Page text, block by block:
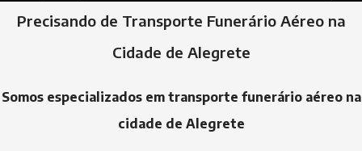
Precisando de Transporte Funerário Aéreo na
Cidade de Alegrete
Somos especializados em transporte funerário aéreo na
cidade de Alegrete